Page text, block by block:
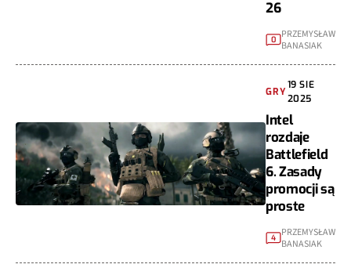
26
0
PRZEMYSŁAW
BANASIAK
GRY
19 SIE
2025
Intel
rozdaje
Battlefield
6. Zasady
promocji są
proste
4
PRZEMYSŁAW
BANASIAK